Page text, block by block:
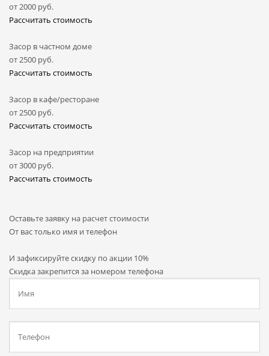
от 2000 руб.
Рассчитать стоимость
Засор в частном доме
от 2500 руб.
Рассчитать стоимость
Засор в кафе/ресторане
от 2500 руб.
Рассчитать стоимость
Засор на предприятии
от3000 руб.
Рассчитать стоимость
Оставьте заявку на расчет стоимости
От вас только имя и телефон
И зафиксируйтескидку по акции 10%
Скидка закрепится за номером телефона